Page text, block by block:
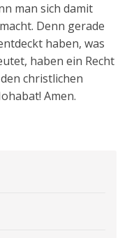
man sich damit
Denn gerade
haben, was
haben ein Recht
christlichen
Amen.